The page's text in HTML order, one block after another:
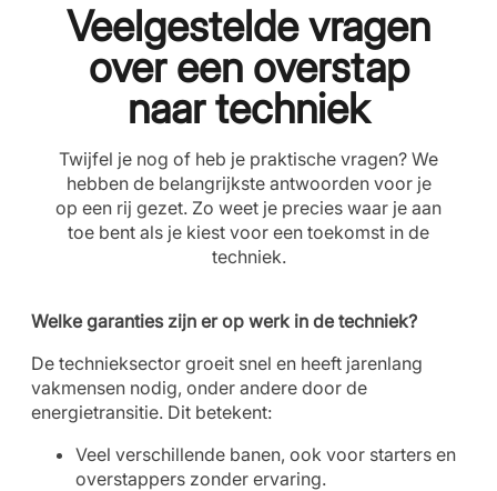
Veelgestelde vragen
over een overstap
naar techniek
Twijfel je nog of heb je praktische vragen? We
hebben de belangrijkste antwoorden voor je
op een rij gezet. Zo weet je precies waar je aan
toe bent als je kiest voor een toekomst in de
techniek.
Welke garanties zijn er op werk in de techniek?
De technieksector groeit snel en heeft jarenlang
vakmensen nodig, onder andere door de
energietransitie. Dit betekent:
Veel verschillende banen, ook voor starters en
overstappers zonder ervaring.